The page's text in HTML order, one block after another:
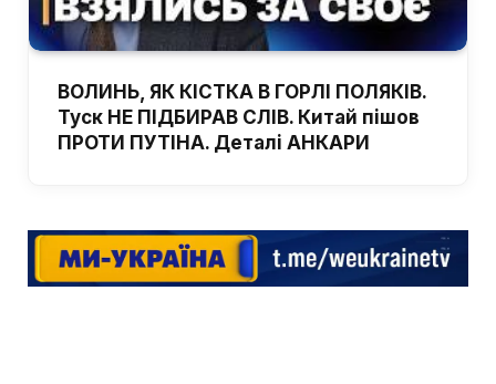
ВОЛИНЬ, ЯК КІСТКА В ГОРЛІ ПОЛЯКІВ.
Туск НЕ ПІДБИРАВ СЛІВ. Китай пішов
ПРОТИ ПУТІНА. Деталі АНКАРИ